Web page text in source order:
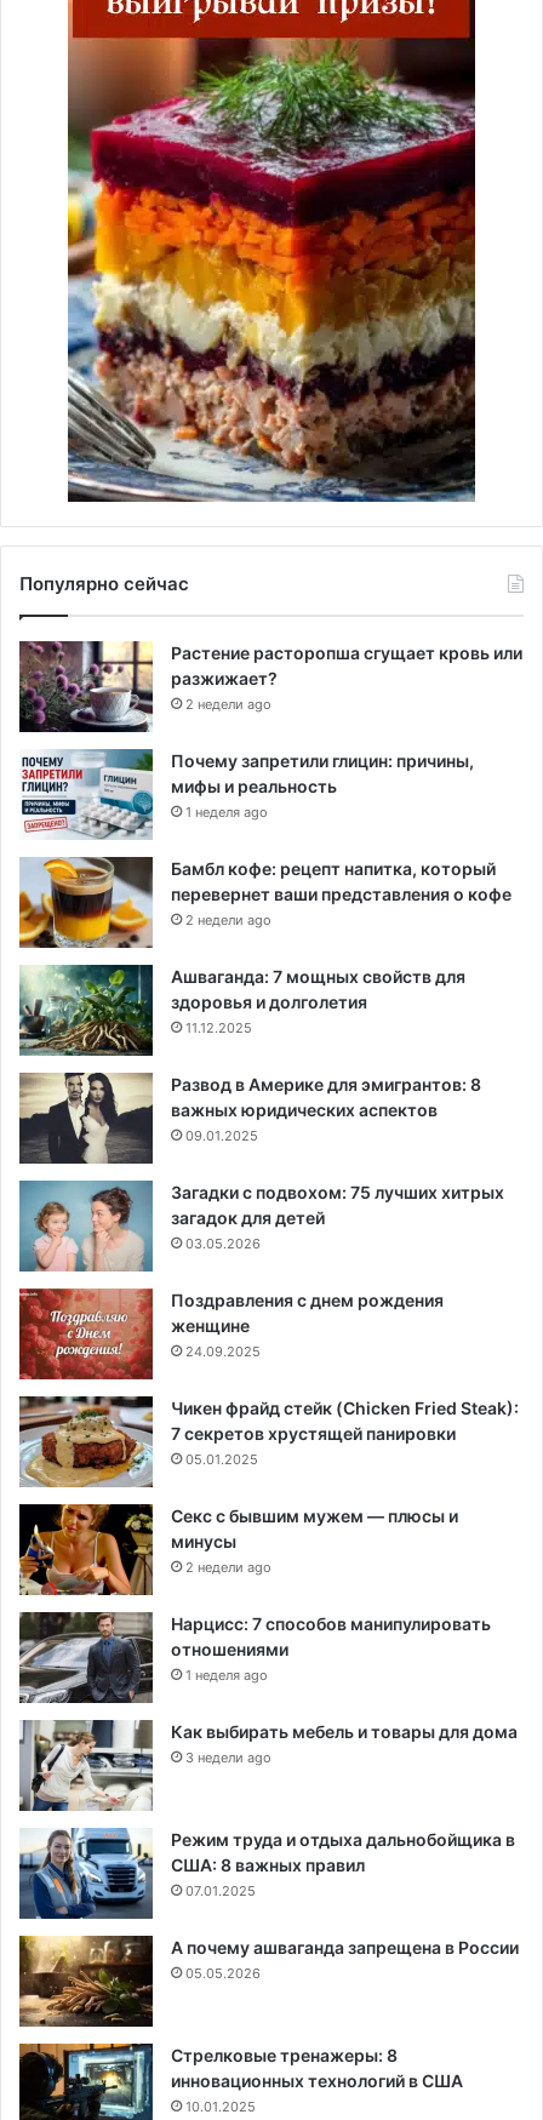
Популярно сейчас
Растение расторопша сгущает кровь или
разжижает?
2 недели ago
Почему запретили глицин: причины,
мифы и реальность
1 неделя ago
Бамбл кофе: рецепт напитка, который
перевернет ваши представления о кофе
2 недели ago
Ашваганда: 7 мощных свойств для
здоровья и долголетия
11.12.2025
Развод в Америке для эмигрантов: 8
важных юридических аспектов
09.01.2025
Загадки с подвохом: 75 лучших хитрых
загадок для детей
03.05.2026
Поздравления с днем рождения
женщине
24.09.2025
Чикен фрайд стейк (Chicken Fried Steak):
7 секретов хрустящей панировки
05.01.2025
Секс с бывшим мужем — плюсы и
минусы
2 недели ago
Нарцисс: 7 способов манипулировать
отношениями
1 неделя ago
Как выбирать мебель и товары для дома
3 недели ago
Режим труда и отдыха дальнобойщика в
США: 8 важных правил
07.01.2025
А почему ашваганда запрещена в России
05.05.2026
Стрелковые тренажеры: 8
инновационных технологий в США
10.01.2025